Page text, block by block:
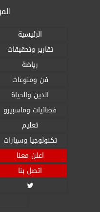
الرئيسية
تقارير وتحقيقات
رياضة
فن ومنوعات
الدين والحياة
فضائيات وماسبيرو
تعليم
تكنولوجيا وسيارات
اعلن معنا
اتصل بنا
